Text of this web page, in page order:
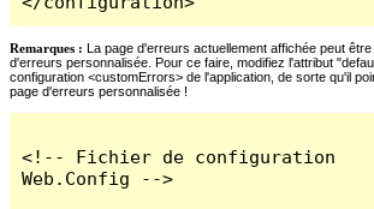
Remarques : La page d'erreurs actuellement affichée peut
d'erreurs personnalisée. Pour ce faire, modifiez l'attribut
configuration <customErrors> de l'application, de sorte qu'il
page d'erreurs personnalisée !
<!-- Fichier de configuration
Web.Config -->